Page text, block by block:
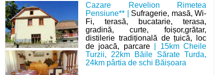
Cazare Revelion Rimetea
Pensiune** | Sufragerie, masă, Wi-
Fi, terasă, bucatarie, terasa,
gradină, curte, foișor,grătar,
distilerie tradițională de țuică, loc
de joacă, parcare| 15km Cheile
Turzii, 22km Băile Sărate Turda,
24km pârtia de schi Băișoara